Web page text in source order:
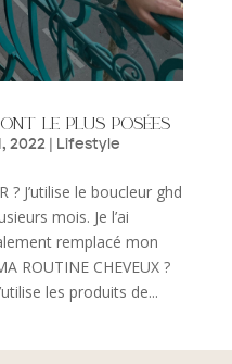
le plus posées
2022 | Lifestyle
? J’utilise le boucleur ghd
mois. Je l’ai
remplacé mon
ROUTINE CHEVEUX ?
les produits de...